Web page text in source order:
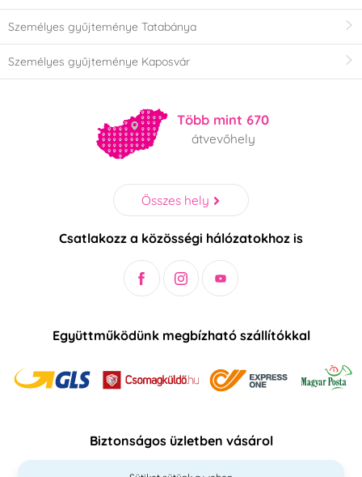
Személyes gyűjteménye Tatabánya
Személyes gyűjteménye Kaposvár
Több mint 670
átvevőhely
Összes hely
Csatlakozz a közösségi hálózatokhoz is
Együttműködünk megbízható szállítókkal
Biztonságos üzletben vásárol